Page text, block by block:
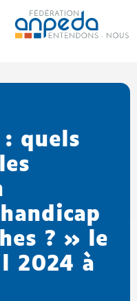
: quels
? » le
2024 à